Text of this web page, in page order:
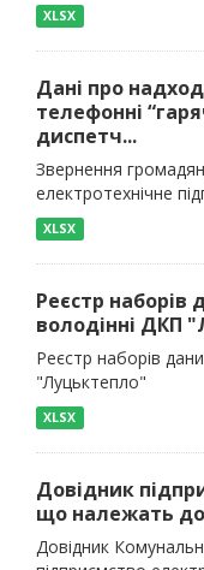
XLSX
Дані про
телефонні
диспетч...
Звернення
електротехнічне
XLSX
Реєстр
володінні ДКП
Реєстр наборів
"Луцьктепло"
XLSX
Довідник
що належать до
Довідник